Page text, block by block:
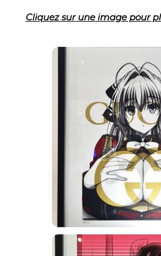
Cliquez sur une image pour